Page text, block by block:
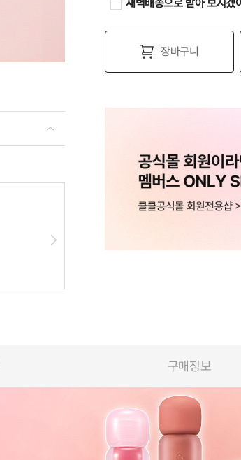
새벽배송으로 받아 보시겠
장바구니
구매정보